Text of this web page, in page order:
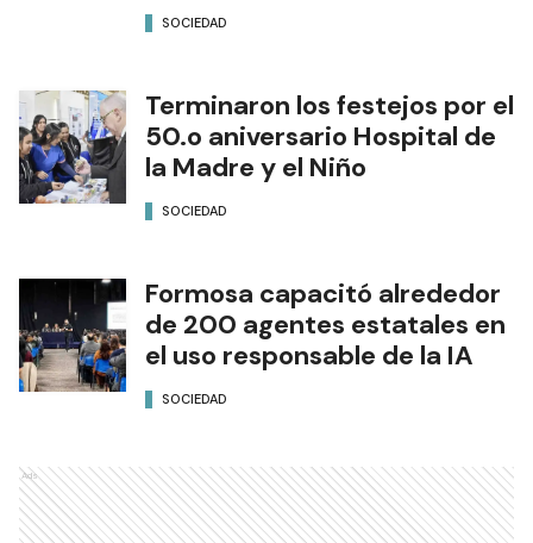
SOCIEDAD
Terminaron los festejos por el
50.o aniversario Hospital de
la Madre y el Niño
SOCIEDAD
Formosa capacitó alrededor
de 200 agentes estatales en
el uso responsable de la IA
SOCIEDAD
Ads